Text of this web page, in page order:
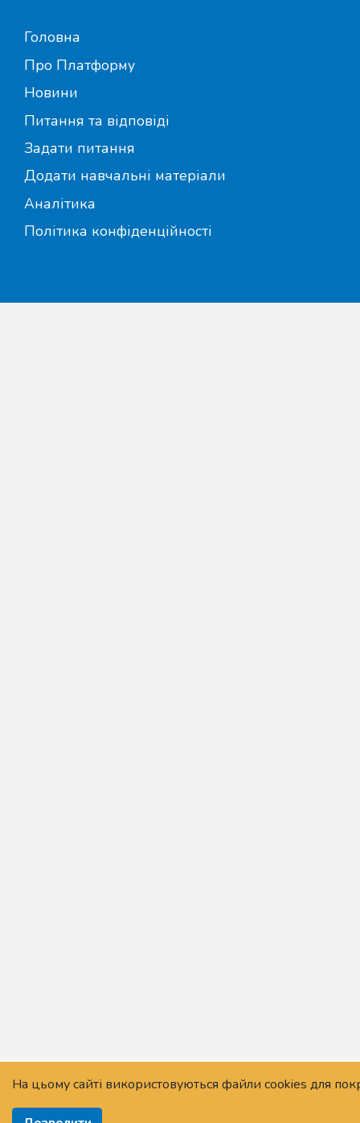
Головна
Про Платформу
Новини
Питання та відповіді
Задати питання
Додати навчальні матеріали
Аналітика
Політика конфіденційності
На цьому сайті використовуються файли cookies для